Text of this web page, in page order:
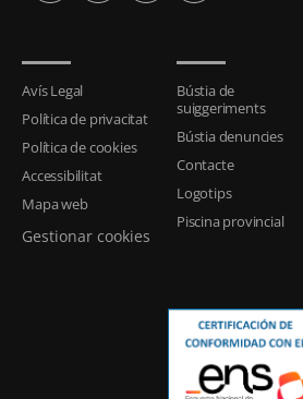
Avís Legal
Política de privacitat
Política de cookies
Accessibilitat
Mapa web
Gestionar cookies
Bústia de
suiggeriments
Bústia denuncies
Contacte
Logotips
Piscina provincial